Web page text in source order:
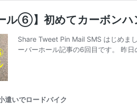
ル⑥】初めてカーボン
Share Tweet Pin Mail SMS はじめま
ーバーホール記事の6回目です。 昨
遣いでロードバイク